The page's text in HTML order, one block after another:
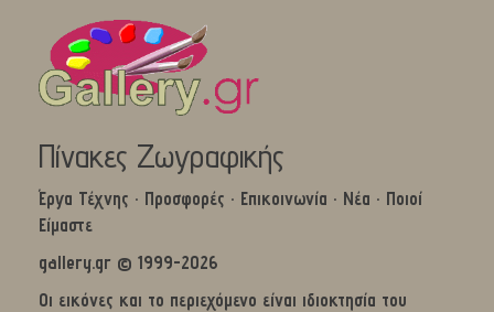
Πίνακες Ζωγραφικής
Έργα Τέχνης · Προσφορές · Επικοινωνία · Νέα · Ποιοί
Είμαστε
gallery.gr © 1999-2026
Οι εικόνες και το περιεχόμενο είναι ιδιοκτησία του